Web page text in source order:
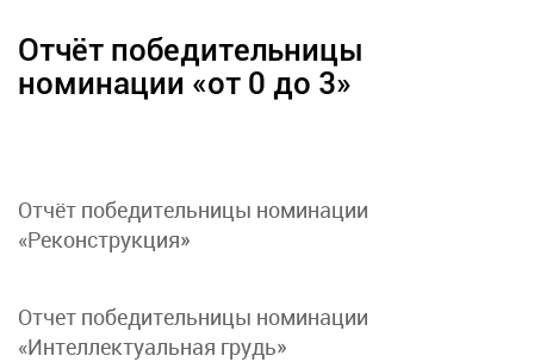
Отчёт победительницы
номинации «от 0 до 3»
Отчёт победительницы номинации
«Реконструкция»
Отчет победительницы номинации
«Интеллектуальная грудь»